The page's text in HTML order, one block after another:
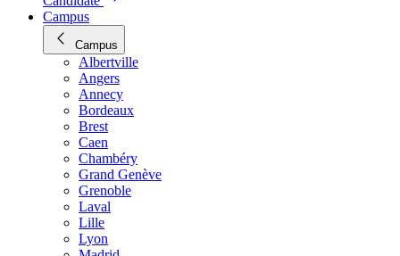
Campus
Campus
Albertville
Angers
Annecy
Bordeaux
Brest
Caen
Chambéry
Grand Genève
Grenoble
Laval
Lille
Lyon